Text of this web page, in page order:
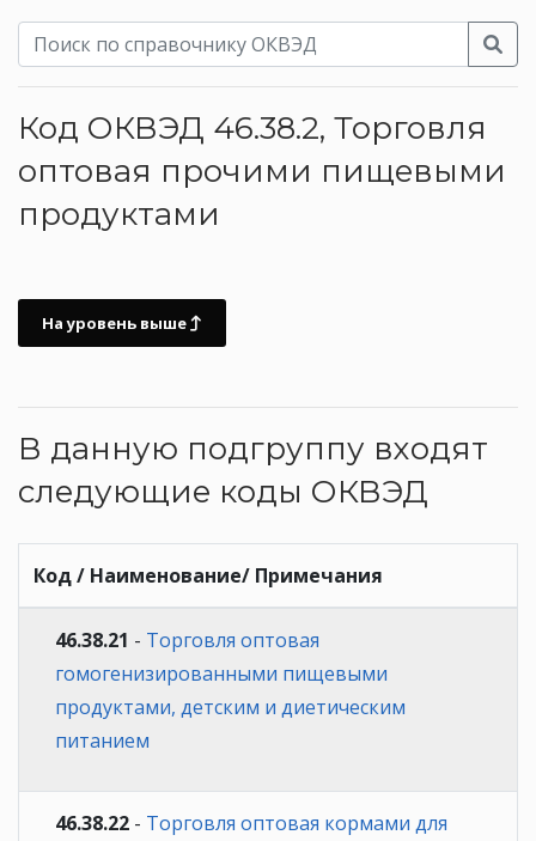
Код ОКВЭД 46.38.2, Торговля
оптовая прочими пищевыми
продуктами
На уровень выше
В данную подгруппу входят
следующие коды ОКВЭД
Код / Наименование/ Примечания
46.38.21 - Торговля оптовая
гомогенизированными пищевыми
продуктами, детским и диетическим
питанием
46.38.22 - Торговля оптовая кормами для